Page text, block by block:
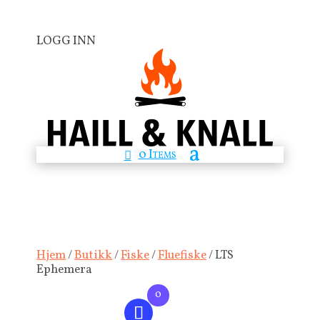
LOGG INN
0 Items
Hjem/Butikk/Fiske/Fluefiske/ LTS
Ephemera
0